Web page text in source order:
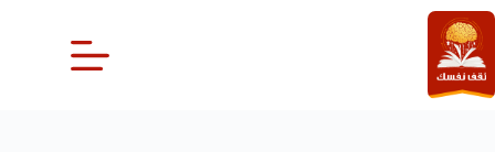
التجاوز
إلى
المحتوى